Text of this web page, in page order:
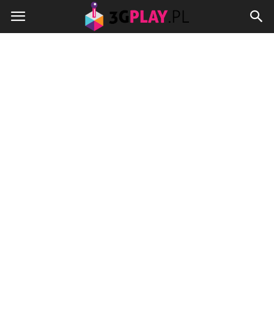
3gplay.pl